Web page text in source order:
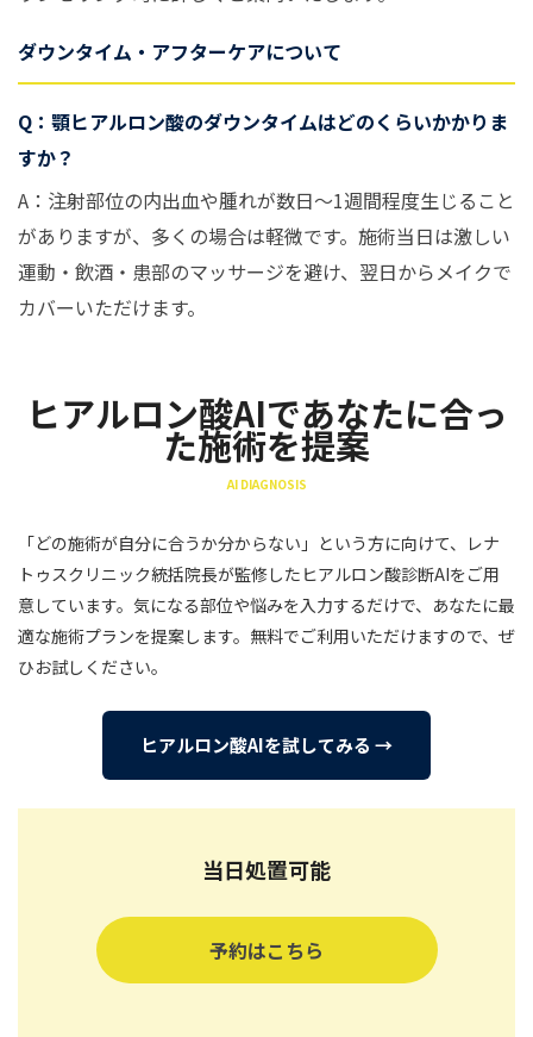
ダウンタイム・アフターケアについて
Q：顎ヒアルロン酸のダウンタイムはどのくらいかかりま
すか？
A：注射部位の内出血や腫れが数日〜1週間程度生じること
がありますが、多くの場合は軽微です。施術当日は激しい
運動・飲酒・患部のマッサージを避け、翌日からメイクで
カバーいただけます。
ヒアルロン酸AIであなたに合っ
た施術を提案
AI DIAGNOSIS
「どの施術が自分に合うか分からない」という方に向けて、レナ
トゥスクリニック統括院長が監修したヒアルロン酸診断AIをご用
意しています。気になる部位や悩みを入力するだけで、あなたに最
適な施術プランを提案します。無料でご利用いただけますので、ぜ
ひお試しください。
ヒアルロン酸AIを試してみる →
当日処置可能
予約はこちら